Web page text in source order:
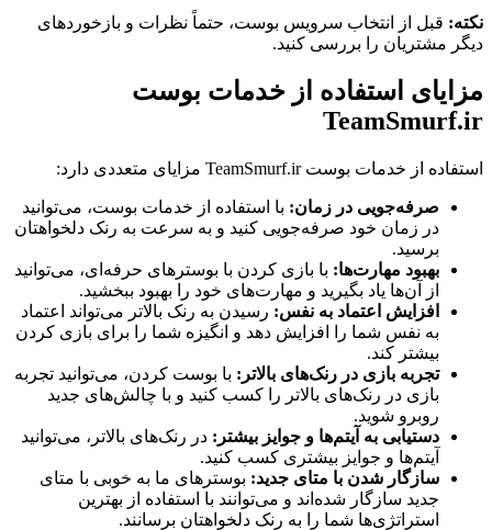
نکته: قبل از انتخاب سرویس بوست، حتماً نظرات و بازخوردهای
دیگر مشتریان را بررسی کنید.
مزایای استفاده از خدمات بوست
TeamSmurf.ir
استفاده از خدمات بوست TeamSmurf.ir مزایای متعددی دارد:
صرفه‌جویی در زمان: با استفاده از خدمات بوست، می‌توانید
در زمان خود صرفه‌جویی کنید و به سرعت به رنک دلخواهتان
برسید.
بهبود مهارت‌ها: با بازی کردن با بوسترهای حرفه‌ای، می‌توانید
از آن‌ها یاد بگیرید و مهارت‌های خود را بهبود ببخشید.
افزایش اعتماد به نفس: رسیدن به رنک بالاتر می‌تواند اعتماد
به نفس شما را افزایش دهد و انگیزه شما را برای بازی کردن
بیشتر کند.
تجربه بازی در رنک‌های بالاتر: با بوست کردن، می‌توانید تجربه
بازی در رنک‌های بالاتر را کسب کنید و با چالش‌های جدید
روبرو شوید.
دستیابی به آیتم‌ها و جوایز بیشتر: در رنک‌های بالاتر، می‌توانید
آیتم‌ها و جوایز بیشتری کسب کنید.
سازگار شدن با متای جدید: بوسترهای ما به خوبی با متای
جدید سازگار شده‌اند و می‌توانند با استفاده از بهترین
استراتژی‌ها شما را به رنک دلخواهتان برسانند.